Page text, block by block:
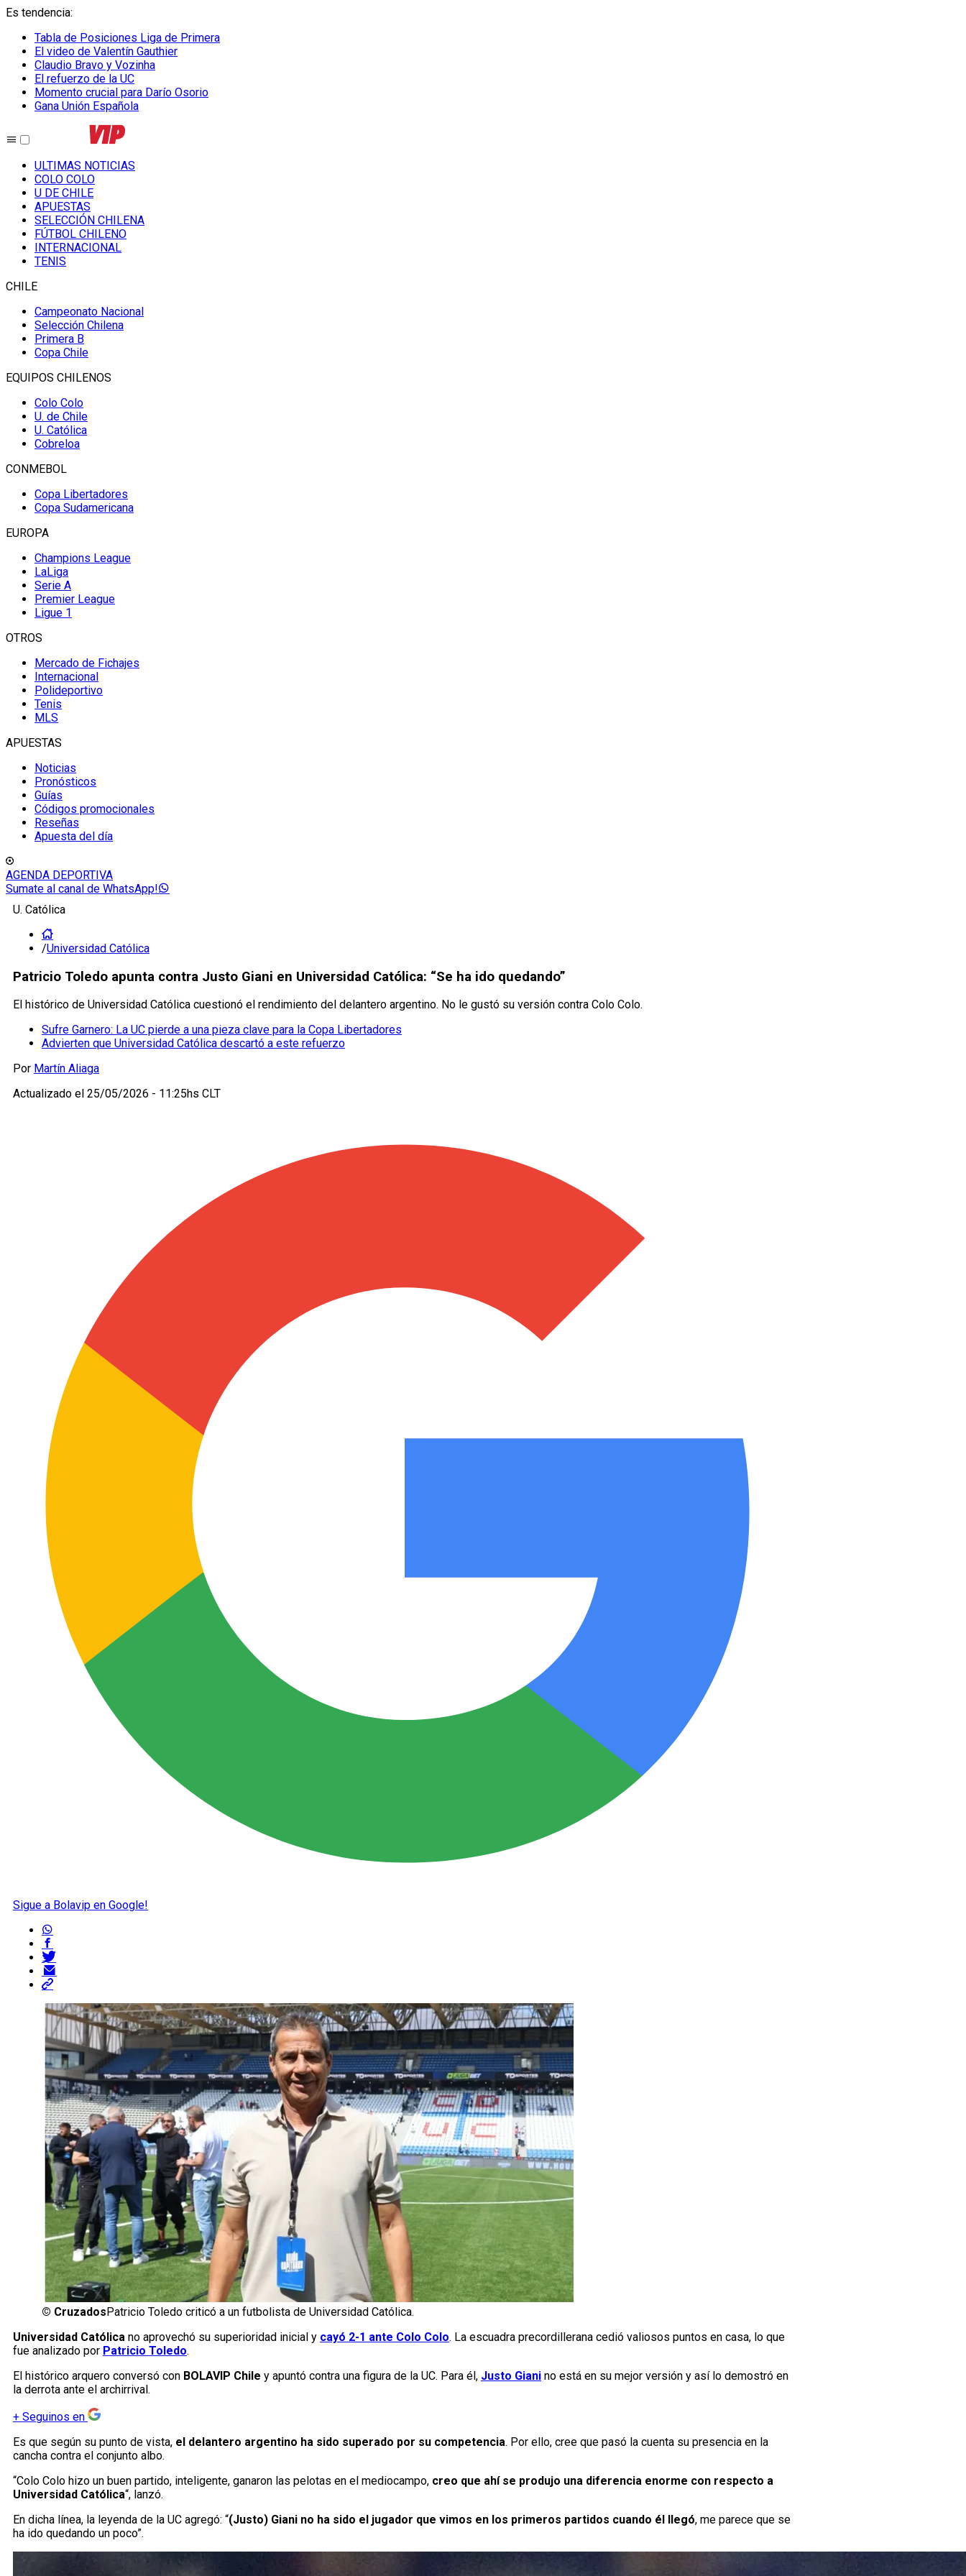
Es tendencia:
Tabla de Posiciones Liga de Primera
El video de Valentín Gauthier
Claudio Bravo y Vozinha
El refuerzo de la UC
Momento crucial para Darío Osorio
Gana Unión Española
ULTIMAS NOTICIAS
COLO COLO
U DE CHILE
APUESTAS
SELECCIÓN CHILENA
FÚTBOL CHILENO
INTERNACIONAL
TENIS
CHILE
Campeonato Nacional
Selección Chilena
Primera B
Copa Chile
EQUIPOS CHILENOS
Colo Colo
U. de Chile
U. Católica
Cobreloa
CONMEBOL
Copa Libertadores
Copa Sudamericana
EUROPA
Champions League
LaLiga
Serie A
Premier League
Ligue 1
OTROS
Mercado de Fichajes
Internacional
Polideportivo
Tenis
MLS
APUESTAS
Noticias
Pronósticos
Guías
Códigos promocionales
Reseñas
Apuesta del día
AGENDA DEPORTIVA
Sumate al canal de WhatsApp!
U. Católica
/Universidad Católica
Patricio Toledo apunta contra Justo Giani en Universidad Católica: “Se ha ido quedando”
El histórico de Universidad Católica cuestionó el rendimiento del delantero argentino. No le gustó su versión contra Colo Colo.
Sufre Garnero: La UC pierde a una pieza clave para la Copa Libertadores
Advierten que Universidad Católica descartó a este refuerzo
Por Martín Aliaga
Actualizado el 25/05/2026 - 11:25hs CLT
Sigue a Bolavip en Google!
© Cruzados Patricio Toledo criticó a un futbolista de Universidad Católica.
Universidad Católica no aprovechó su superioridad inicial y cayó 2-1 ante Colo Colo. La escuadra precordillerana cedió valiosos puntos en casa, lo que
fue analizado por Patricio Toledo.
El histórico arquero conversó con BOLAVIP Chile y apuntó contra una figura de la UC. Para él, Justo Giani no está en su mejor versión y así lo demostró en
la derrota ante el archirrival.
+ Seguinos en
Es que según su punto de vista, el delantero argentino ha sido superado por su competencia. Por ello, cree que pasó la cuenta su presencia en la
cancha contra el conjunto albo.
“Colo Colo hizo un buen partido, inteligente, ganaron las pelotas en el mediocampo, creo que ahí se produjo una diferencia enorme con respecto a
Universidad Católica“, lanzó.
En dicha línea, la leyenda de la UC agregó: “(Justo) Giani no ha sido el jugador que vimos en los primeros partidos cuando él llegó, me parece que se
ha ido quedando un poco”.